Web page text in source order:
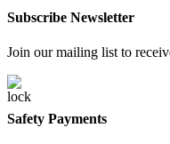
Subscribe Newsletter
Join our mailing list to
Safety Payments